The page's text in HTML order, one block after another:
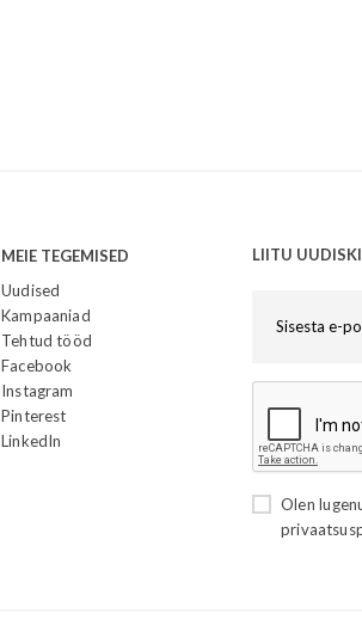
MEIE TEGEMISED
Uudised
Kampaaniad
Tehtud tööd
Facebook
Instagram
Pinterest
LinkedIn
LIITU
Olen